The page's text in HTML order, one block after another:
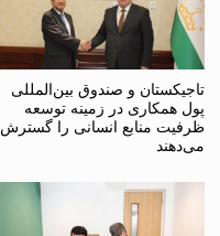
تاجیکستان و صندوق بین‌المللی
پول همکاری در زمینه توسعه
ظرفیت منابع انسانی را گسترش
می‌دهند